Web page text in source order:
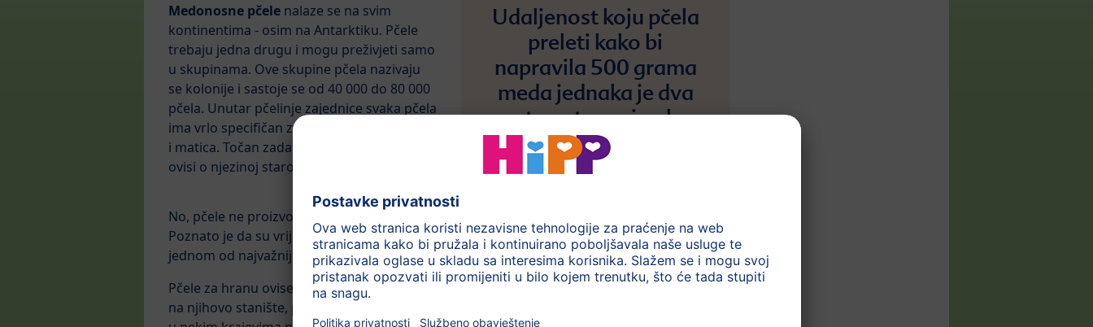
Medonosne pčele nalaze se na svim
kontinentima - osim na Antarktiku. Pčele
trebaju jedna drugu i mogu preživjeti samo
u skupinama. Ove skupine pčela nazivaju
se kolonije i sastoje se od 40 000 do 80 000
pčela. Unutar pčelinje zajednice svaka pčela
ima vrlo specifičan zadatak: radilice, trutovi
i matica. Točan zadatak koji će pčela dobiti
ovisi o njezinoj starosti.
Udaljenost koju pčela
preleti kako bi
napravila 500 grama
meda jednaka je dva
puta putovanju oko
Zemlje.
No, pčele ne proizvode samo med, već i oprašuju cvjetove mnogih biljaka voća i povrća.
Poznato je da su vrijedni radnici ("zaposleni kao pčela") i postižu velike stvari, što ih čini
jednom od najvažnijih životinja za naš planet. Zato je još važnije zaštititi naše pčele!
Pčele za hranu ovise o peludi i nektaru. Budući da ljudsko uplitanje često negativno utječe
na njihovo stanište, pčele nažalost često moraju gladovati. Bez pčelara koji ih hrane, pčele